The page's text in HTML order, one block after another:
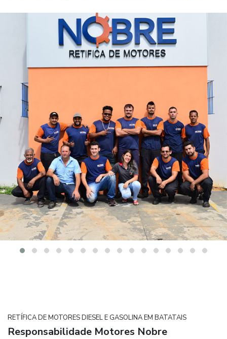
RETÍFICA DE MOTORES DIESEL E GASOLINA EM BATATAIS
Responsabilidade Motores Nobre